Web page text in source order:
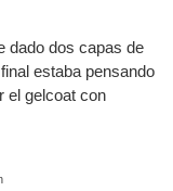
dado dos capas de
estaba pensando
el gelcoat con